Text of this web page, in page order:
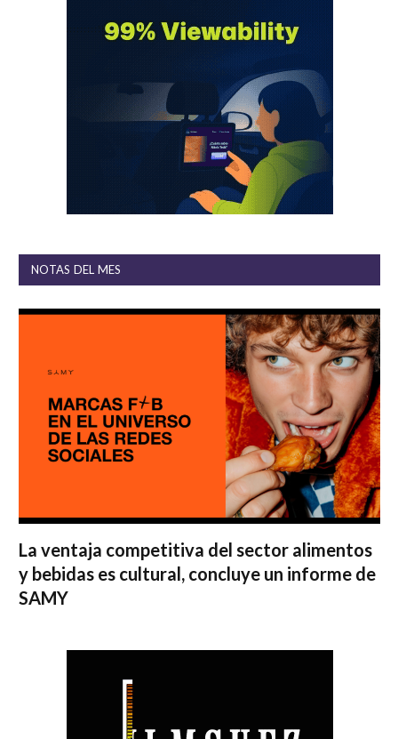
NOTAS DEL MES
La ventaja competitiva del sector alimentos
y bebidas es cultural, concluye un informe de
SAMY